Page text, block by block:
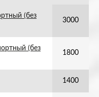
(без
3000
(без
1800
1400